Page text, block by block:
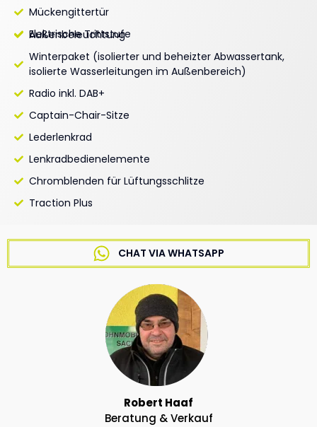
Mückengittertür
Elektrische Trittstufe
Außenbeleuchtung
Winterpaket (isolierter und beheizter Abwassertank,
isolierte Wasserleitungen im Außenbereich)
Radio inkl. DAB+
Captain-Chair-Sitze
Lederlenkrad
Lenkradbedienelemente
Chromblenden für Lüftungsschlitze
Traction Plus
CHAT VIA WHATSAPP
Robert Haaf
Beratung & Verkauf